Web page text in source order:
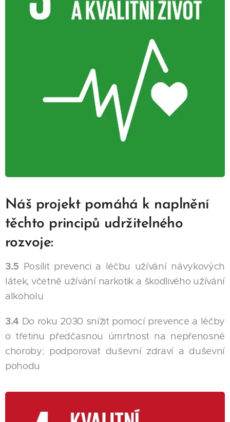
Náš projekt pomáhá k naplnění
těchto principů udržitelného
rozvoje:
3.5 Posílit prevenci a léčbu užívání návykových
látek, včetně užívání narkotik a škodlivého užívání
alkoholu
3.4 Do roku 2030 snížit pomocí prevence a léčby
o třetinu předčasnou úmrtnost na nepřenosné
choroby; podporovat duševní zdraví a duševní
pohodu